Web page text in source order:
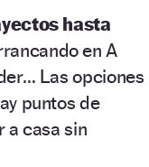
hasta
en A
Las opciones
puntos de
a casa sin